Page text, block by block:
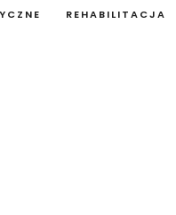
REHABILITACJA